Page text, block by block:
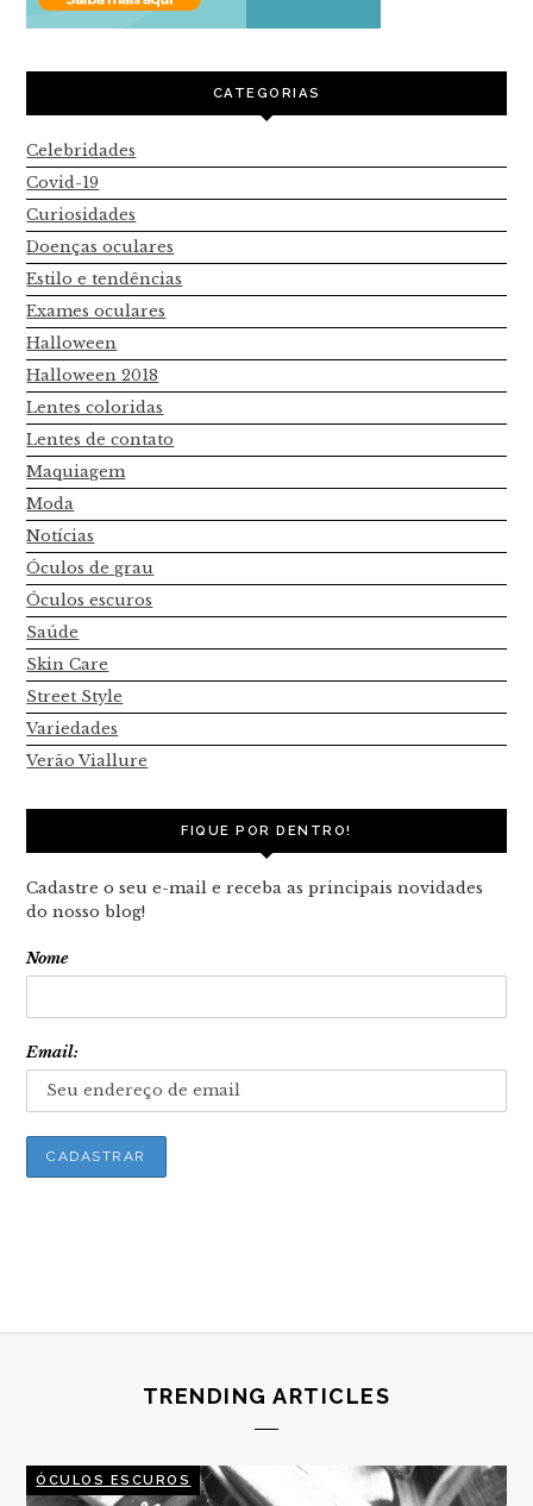
CATEGORIAS
Celebridades
Covid-19
Curiosidades
Doenças oculares
Estilo e tendências
Exames oculares
Halloween
Halloween 2018
Lentes coloridas
Lentes de contato
Maquiagem
Moda
Notícias
Óculos de grau
Óculos escuros
Saúde
Skin Care
Street Style
Variedades
Verão Viallure
FIQUE POR DENTRO!
Cadastre o seu e-mail e receba as principais novidades
do nosso blog!
Nome
Email:
TRENDING ARTICLES
ÓCULOS ESCUROS